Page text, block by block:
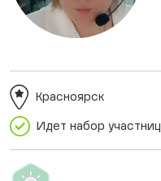
Идет набор участниц
Красноярск